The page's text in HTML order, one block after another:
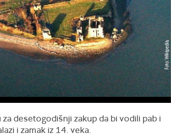
desetogodišnji zakup da bi vodili pab i
i zamak iz 14. veka.